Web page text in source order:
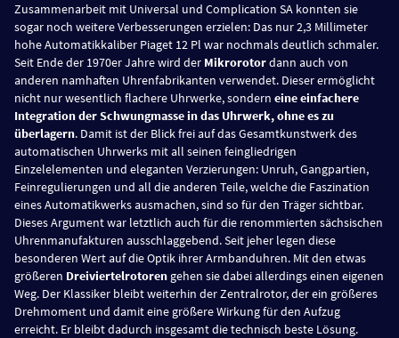
Zusammenarbeit mit Universal und Complication SA konnten sie
sogar noch weitere Verbesserungen erzielen: Das nur 2,3 Millimeter
hohe Automatikkaliber Piaget 12 Pl war nochmals deutlich schmaler.
Seit Ende der 1970er Jahre wird der Mikrorotordann auch von
anderen namhaften Uhrenfabrikanten verwendet. Dieser ermöglicht
nicht nur wesentlich flachere Uhrwerke, sondern eine einfachere
Integration der Schwungmasse in das Uhrwerk, ohne es zu
überlagern. Damit ist der Blick frei auf das Gesamtkunstwerk des
automatischen Uhrwerks mit all seinen feingliedrigen
Einzelelementen und eleganten Verzierungen: Unruh, Gangpartien,
Feinregulierungen und all die anderen Teile, welche die Faszination
eines Automatikwerks ausmachen, sind so für den Träger sichtbar.
Dieses Argument war letztlich auch für die renommierten sächsischen
Uhrenmanufakturen ausschlaggebend. Seit jeher legen diese
besonderen Wert auf die Optik ihrer Armbanduhren. Mit den etwas
größeren Dreiviertelrotoren gehen sie dabei allerdings einen eigenen
Weg. Der Klassiker bleibt weiterhin der Zentralrotor, der ein größeres
Drehmoment und damit eine größere Wirkung für den Aufzug
erreicht. Er bleibt dadurch insgesamt die technisch beste Lösung.